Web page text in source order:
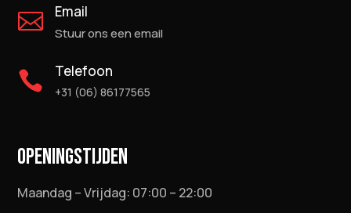
 Email
Stuur ons een email
 Telefoon
+31 (06) 86177565
OPENINGSTIJDEN
Maandag – Vrijdag: 07:00 – 22:00